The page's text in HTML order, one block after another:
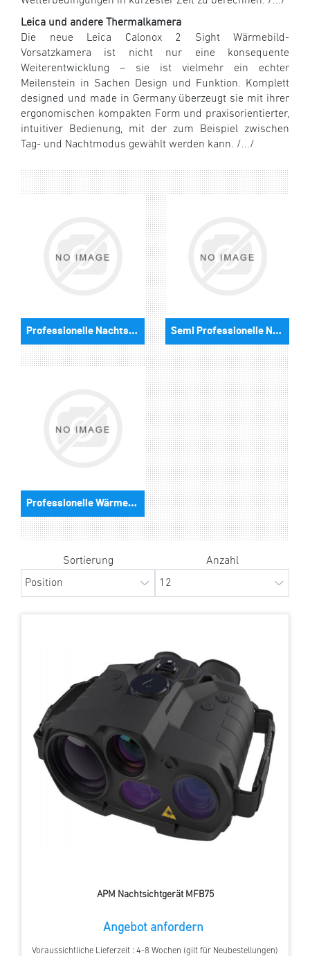
Leica und andere Thermalkamera
Die neue Leica Calonox 2 Sight Wärmebild-
Vorsatzkamera ist nicht nur eine konsequente
Weiterentwicklung – sie ist vielmehr ein echter
Meilenstein in Sachen Design und Funktion. Komplett
designed und made in Germany überzeugt sie mit ihrer
ergonomischen kompakten Form und praxisorientierter,
intuitiver Bedienung, mit der zum Beispiel zwischen
Tag- und Nachtmodus gewählt werden kann. /.../
Professionelle Nachtsichtgeräte Semi Professionelle Nachtsichtgeräte
Professionelle Wärmebildkmeras
Sortierung Anzahl
APM Nachtsichtgerät MFB75
Angebot anfordern
Voraussichtliche Lieferzeit : 4-8 Wochen (gilt für Neubestellungen)